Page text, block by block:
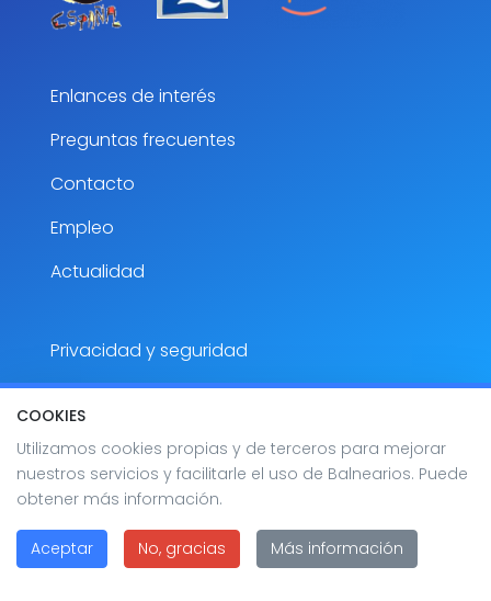
Enlances de interés
Preguntas frecuentes
Contacto
Empleo
Actualidad
Privacidad y seguridad
Aviso Legal
Accesibilidad
Mapa del sitio
2026 Balnearios
COOKIES
Utilizamos cookies propias y de terceros para mejorar
nuestros servicios y facilitarle el uso de Balnearios. Puede
obtener más información.
Aceptar No, gracias Más información